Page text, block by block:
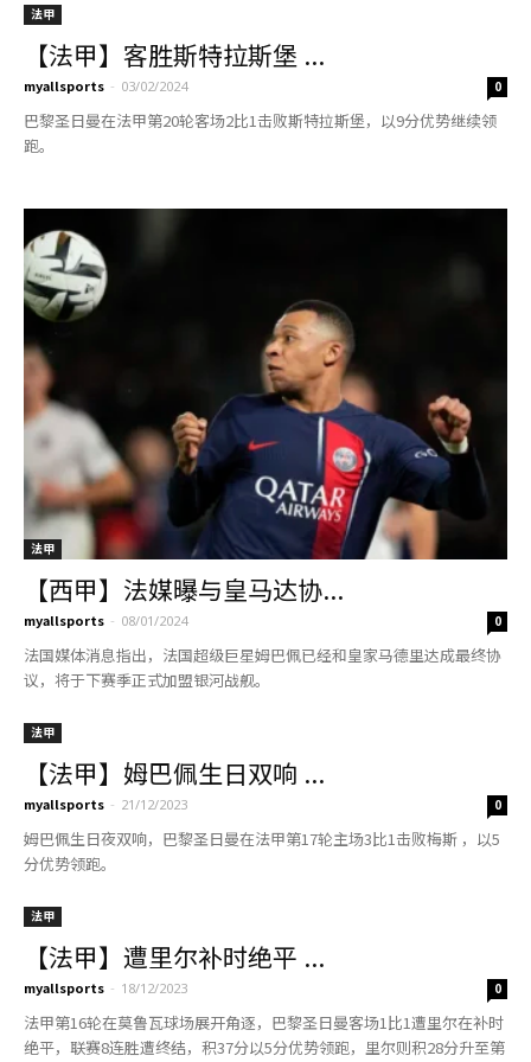
法甲
【法甲】客胜斯特拉斯堡 ...
myallsports - 03/02/2024 0
巴黎圣日曼在法甲第20轮客场2比1击败斯特拉斯堡，以9分优势继续领
跑。
法甲
【西甲】法媒曝与皇马达协...
myallsports - 08/01/2024 0
法国媒体消息指出，法国超级巨星姆巴佩已经和皇家马德里达成最终协
议，将于下赛季正式加盟银河战舰。
法甲
【法甲】姆巴佩生日双响 ...
myallsports - 21/12/2023 0
姆巴佩生日夜双响，巴黎圣日曼在法甲第17轮主场3比1击败梅斯 ，以5
分优势领跑。
法甲
【法甲】遭里尔补时绝平 ...
myallsports - 18/12/2023 0
法甲第16轮在莫鲁瓦球场展开角逐，巴黎圣日曼客场1比1遭里尔在补时
绝平，联赛8连胜遭终结，积37分以5分优势领跑，里尔则积28分升至第